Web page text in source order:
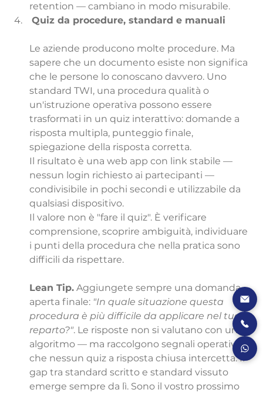
retention — cambiano in modo misurabile.
Quiz da procedure, standard e manuali
Le aziende producono molte procedure. Ma
sapere che un documento esiste non significa
che le persone lo conoscano davvero. Uno
standard TWI, una procedura qualità o
un'istruzione operativa possono essere
trasformati in un quiz interattivo: domande a
risposta multipla, punteggio finale,
spiegazione della risposta corretta.
Il risultato è una web app con link stabile —
nessun login richiesto ai partecipanti —
condivisibile in pochi secondi e utilizzabile da
qualsiasi dispositivo.
Il valore non è "fare il quiz". È verificare
comprensione, scoprire ambiguità, individuare
i punti della procedura che nella pratica sono
difficili da rispettare.
Lean Tip. Aggiungete sempre una domanda
aperta finale: "In quale situazione questa
procedura è più difficile da applicare nel tuo
reparto?". Le risposte non si valutano con un
algoritmo — ma raccolgono segnali operativi
che nessun quiz a risposta chiusa intercetta. Il
gap tra standard scritto e standard vissuto
emerge sempre da lì. Sono il vostro prossimo